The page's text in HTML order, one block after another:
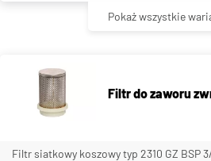
Pokaż wszystkie
Filtr do zaworu
Filtr siatkowy koszowy typ 2310 GZ BSP